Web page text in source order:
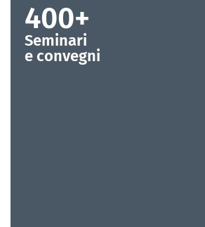
400+
Seminari
e convegni